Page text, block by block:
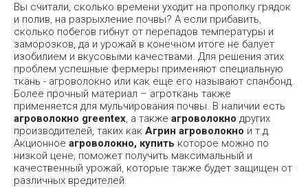
Вы считали, сколько времени уходит на прополку грядок
и полив, на разрыхление почвы? А если прибавить,
сколько побегов гибнут от перепадов температуры и
заморозков, да и урожай в конечном итоге не балует
изобилием и вкусовыми качествами. Для решения этих
проблем успешные фермеры применяют специальную
ткань - агроволокно или как еще его называют спанбонд.
Более прочный материал – агроткань также
применяется для мульчирования почвы. В наличии есть
агроволокно greentex, а также агроволокно других
производителей, таких как Агрин агроволокно и т.д.
Акционное агроволокно, купить которое можно по
низкой цене, поможет получить максимальный и
качественный урожай, которые также будет защищен от
различных вредителей.